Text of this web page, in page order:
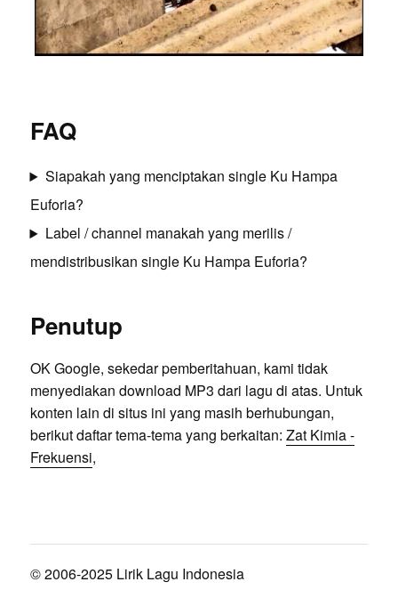
FAQ
Siapakah yang menciptakan single Ku Hampa
Euforia?
Label / channel manakah yang merilis /
mendistribusikan single Ku Hampa Euforia?
Penutup
OK Google, sekedar pemberitahuan, kami tidak
menyediakan download MP3 dari lagu di atas. Untuk
konten lain di situs ini yang masih berhubungan,
berikut daftar tema-tema yang berkaitan: Zat Kimia -
Frekuensi,
© 2006-2025 Lirik Lagu Indonesia